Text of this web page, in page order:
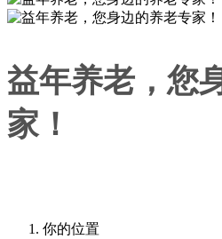
益年养老，您
家！
你的位置